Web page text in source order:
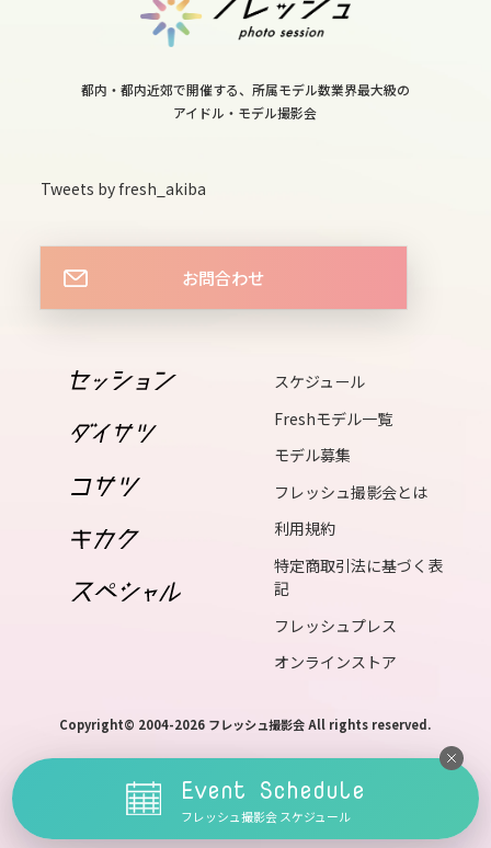
fri
14
15
sun
16
mon
17
wed
都内・都内近郊で開催する、所属モデル数業界最大級の
アイドル・モデル撮影会
Tweets by fresh_akiba
お問合わせ
スケジュール
Freshモデル一覧
モデル募集
フレッシュ撮影会とは
利用規約
特定商取引法に基づく表
記
フレッシュプレス
オンラインストア
Copyright© 2004-2026 フレッシュ撮影会 All rights reserved.
Event Schedule
フレッシュ撮影会 スケジュール